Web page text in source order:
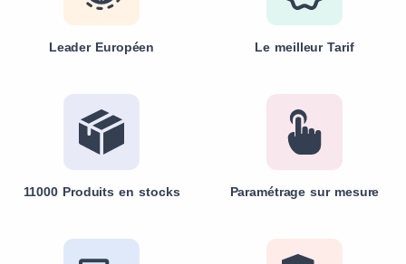
Leader Européen Le meilleur Tarif
11000 Produits en stocks Paramétrage sur mesure